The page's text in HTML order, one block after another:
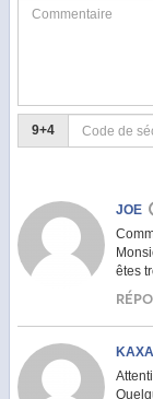
9+4
JOE
êtes